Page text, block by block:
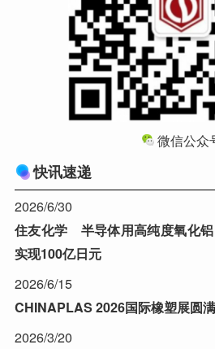
微信公众
快讯速递
2026/6/30
住友化学 半导体用高纯度氧化
实现100亿日元
2026/6/15
CHINAPLAS 2026国际橡塑展圆
2026/3/20